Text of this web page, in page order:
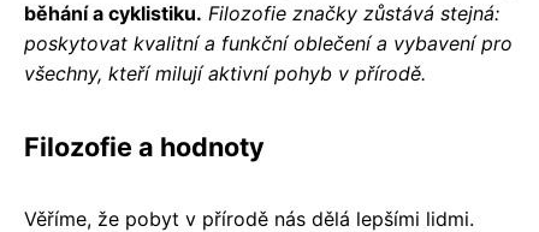
běhání a cyklistiku. Filozofie značky zůstává stejná:
poskytovat kvalitní a funkční oblečení a vybavení pro
všechny, kteří milují aktivní pohyb v přírodě.
Filozofie a hodnoty
Věříme, že pobyt v přírodě nás dělá lepšími lidmi.